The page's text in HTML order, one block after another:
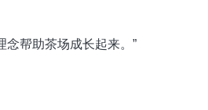
念帮助茶场成长起来。”